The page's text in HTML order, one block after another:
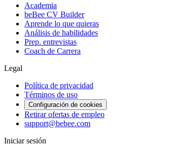
Academia
beBee CV Builder
Aprende lo que quieras
Análisis de habilidades
Prep. entrevistas
Coach de Carrera
Legal
Política de privacidad
Términos de uso
Configuración de cookies
Retirar ofertas de empleo
support@bebee.com
Iniciar sesión